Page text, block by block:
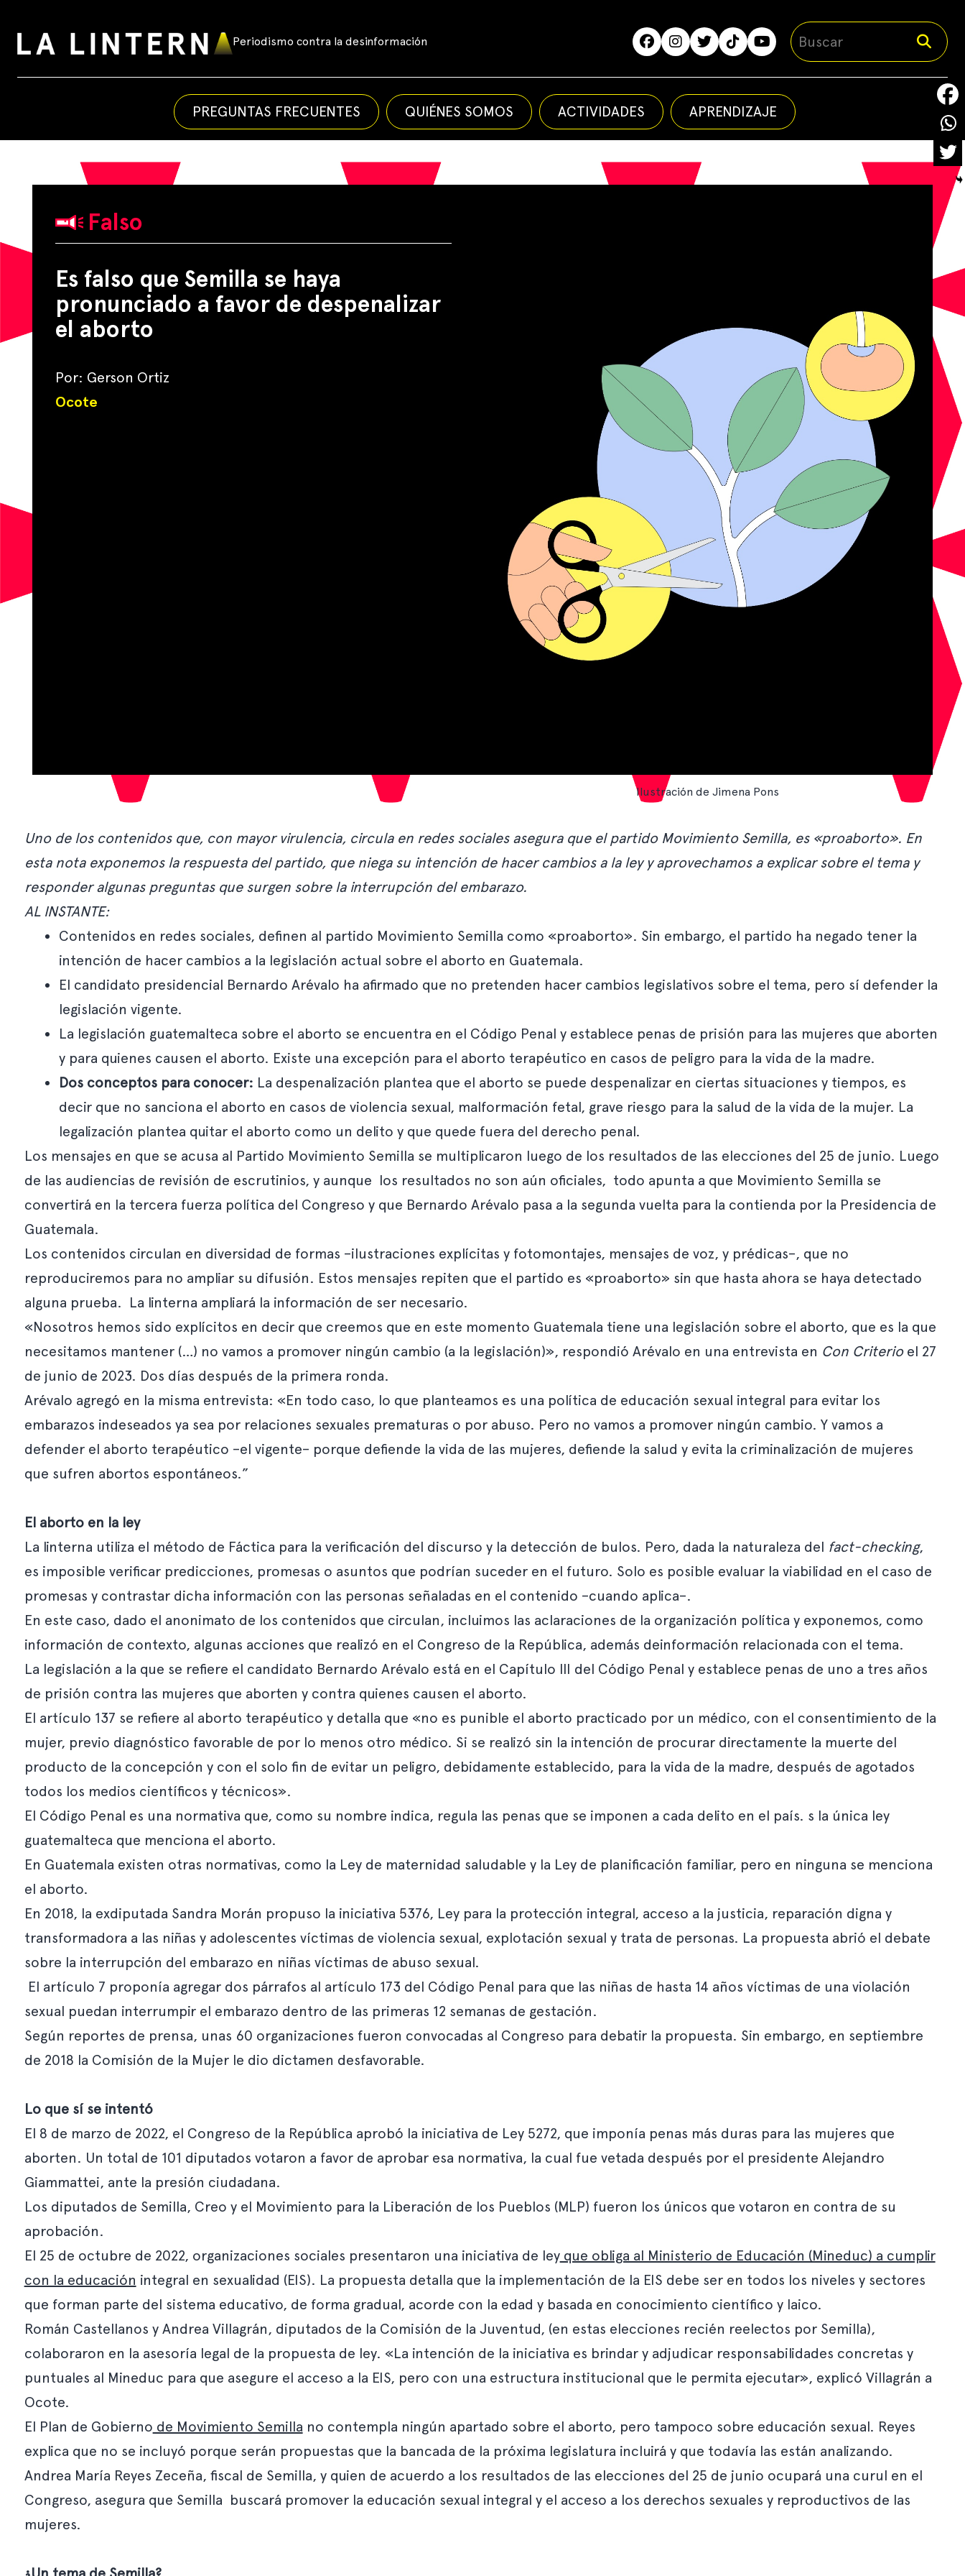
content
Periodismo contra la desinformación
La
PREGUNTAS FRECUENTES QUIÉNES SOMOS ACTIVIDADES APRENDIZAJE
Falso
Es falso que Semilla se haya
pronunciado a favor de despenalizar
el aborto
Por: Gerson Ortiz
Ocote
Ilustración de Jimena Pons
Uno de los contenidos que, con mayor virulencia, circula en redes sociales asegura que el partido Movimiento Semilla, es «proaborto». En
esta nota exponemos la respuesta del partido, que niega su intención de hacer cambios a la ley y aprovechamos a explicar sobre el tema y
responder algunas preguntas que surgen sobre la interrupción del embarazo.
AL INSTANTE:
Contenidos en redes sociales, definen al partido Movimiento Semilla como «proaborto». Sin embargo, el partido ha negado tener la
intención de hacer cambios a la legislación actual sobre el aborto en Guatemala.
El candidato presidencial Bernardo Arévalo ha afirmado que no pretenden hacer cambios legislativos sobre el tema, pero sí defender la
legislación vigente.
La legislación guatemalteca sobre el aborto se encuentra en el Código Penal y establece penas de prisión para las mujeres que aborten
y para quienes causen el aborto. Existe una excepción para el aborto terapéutico en casos de peligro para la vida de la madre.
Dos conceptos para conocer: La despenalización plantea que el aborto se puede despenalizar en ciertas situaciones y tiempos, es
decir que no sanciona el aborto en casos de violencia sexual, malformación fetal, grave riesgo para la salud de la vida de la mujer. La
legalización plantea quitar el aborto como un delito y que quede fuera del derecho penal.
Los mensajes en que se acusa al Partido Movimiento Semilla se multiplicaron luego de los resultados de las elecciones del 25 de junio. Luego
de las audiencias de revisión de escrutinios, y aunque los resultados no son aún oficiales, todo apunta a que Movimiento Semilla se
convertirá en la tercera fuerza política del Congreso y que Bernardo Arévalo pasa a la segunda vuelta para la contienda por la Presidencia de
Guatemala.
Los contenidos circulan en diversidad de formas –ilustraciones explícitas y fotomontajes, mensajes de voz, y prédicas–, que no
reproduciremos para no ampliar su difusión. Estos mensajes repiten que el partido es «proaborto» sin que hasta ahora se haya detectado
alguna prueba. La linterna ampliará la información de ser necesario.
«Nosotros hemos sido explícitos en decir que creemos que en este momento Guatemala tiene una legislación sobre el aborto, que es la que
necesitamos mantener (…) no vamos a promover ningún cambio (a la legislación)», respondió Arévalo en una entrevista en Con Criterioel 27
de junio de 2023. Dos días después de la primera ronda.
Arévalo agregó en la misma entrevista: «En todo caso, lo que planteamos es una política de educación sexual integral para evitar los
embarazos indeseados ya sea por relaciones sexuales prematuras o por abuso. Pero no vamos a promover ningún cambio. Y vamos a
defender el aborto terapéutico –el vigente– porque defiende la vida de las mujeres, defiende la salud y evita la criminalización de mujeres
que sufren abortos espontáneos.”
El aborto en la ley
La linterna utiliza el método de Fáctica para la verificación del discurso y la detección de bulos. Pero, dada la naturaleza del fact-checking,
es imposible verificar predicciones, promesas o asuntos que podrían suceder en el futuro. Solo es posible evaluar la viabilidad en el caso de
promesas y contrastar dicha información con las personas señaladas en el contenido –cuando aplica–.
En este caso, dado el anonimato de los contenidos que circulan, incluimos las aclaraciones de la organización política y exponemos, como
información de contexto, algunas acciones que realizó en el Congreso de la República, además deinformación relacionada con el tema.
La legislación a la que se refiere el candidato Bernardo Arévalo está en el Capítulo III del Código Penal y establece penas de uno a tres años
de prisión contra las mujeres que aborten y contra quienes causen el aborto.
El artículo 137 se refiere al aborto terapéutico y detalla que «no es punible el aborto practicado por un médico, con el consentimiento de la
mujer, previo diagnóstico favorable de por lo menos otro médico. Si se realizó sin la intención de procurar directamente la muerte del
producto de la concepción y con el solo fin de evitar un peligro, debidamente establecido, para la vida de la madre, después de agotados
todos los medios científicos y técnicos».
El Código Penal es una normativa que, como su nombre indica, regula las penas que se imponen a cada delito en el país. s la única ley
guatemalteca que menciona el aborto.
En Guatemala existen otras normativas, como la Ley de maternidad saludable y la Ley de planificación familiar, pero en ninguna se menciona
el aborto.
En 2018, la exdiputada Sandra Morán propuso la iniciativa 5376, Ley para la protección integral, acceso a la justicia, reparación digna y
transformadora a las niñas y adolescentes víctimas de violencia sexual, explotación sexual y trata de personas. La propuesta abrió el debate
sobre la interrupción del embarazo en niñas víctimas de abuso sexual.
El artículo 7 proponía agregar dos párrafos al artículo 173 del Código Penal para que las niñas de hasta 14 años víctimas de una violación
sexual puedan interrumpir el embarazo dentro de las primeras 12 semanas de gestación.
Según reportes de prensa, unas 60 organizaciones fueron convocadas al Congreso para debatir la propuesta. Sin embargo, en septiembre
de 2018 la Comisión de la Mujer le dio dictamen desfavorable.
Lo que sí se intentó
El 8 de marzo de 2022, el Congreso de la República aprobó la iniciativa de Ley 5272, que imponía penas más duras para las mujeres que
aborten. Un total de 101 diputados votaron a favor de aprobar esa normativa, la cual fue vetada después por el presidente Alejandro
Giammattei, ante la presión ciudadana.
Los diputados de Semilla, Creo y el Movimiento para la Liberación de los Pueblos (MLP) fueron los únicos que votaron en contra de su
aprobación.
El 25 de octubre de 2022, organizaciones sociales presentaron una iniciativa de leyque obliga al Ministerio de Educación (Mineduc) a cumplir
con la educación integral en sexualidad (EIS). La propuesta detalla que la implementación de la EIS debe ser en todos los niveles y sectores
que forman parte del sistema educativo, de forma gradual, acorde con la edad y basada en conocimiento científico y laico.
Román Castellanos y Andrea Villagrán, diputados de la Comisión de la Juventud, (en estas elecciones recién reelectos por Semilla),
colaboraron en la asesoría legal de la propuesta de ley. «La intención de la iniciativa es brindar y adjudicar responsabilidades concretas y
puntuales al Mineduc para que asegure el acceso a la EIS, pero con una estructura institucional que le permita ejecutar», explicó Villagrán a
Ocote.
El Plan de Gobierno de Movimiento Semilla no contempla ningún apartado sobre el aborto, pero tampoco sobre educación sexual. Reyes
explica que no se incluyó porque serán propuestas que la bancada de la próxima legislatura incluirá y que todavía las están analizando.
Andrea María Reyes Zeceña, fiscal de Semilla, y quien de acuerdo a los resultados de las elecciones del 25 de junio ocupará una curul en el
Congreso, asegura que Semilla buscará promover la educación sexual integral y el acceso a los derechos sexuales y reproductivos de las
mujeres.